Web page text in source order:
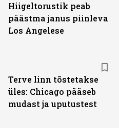
Hiigeltorustik peab
päästma janus piinleva
Los Angelese
Terve linn tõstetakse
üles: Chicago pääseb
mudast ja uputustest